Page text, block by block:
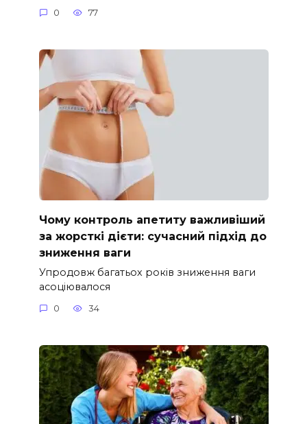
0 77
Чому контроль апетиту важливіший
за жорсткі дієти: сучасний підхід до
зниження ваги
Упродовж багатьох років зниження ваги
асоціювалося
0 34